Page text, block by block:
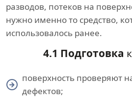
разводов, потеков на
нужно именно то средство,
использовалось ранее.
4.1 Подготовка
поверхность проверяют
дефектов;